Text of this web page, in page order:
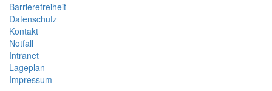
Barrierefreiheit
Datenschutz
Kontakt
Notfall
Intranet
Lageplan
Impressum